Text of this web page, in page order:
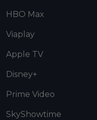
HBO Max
Viaplay
Apple TV
Disney+
Prime Video
SkyShowtime